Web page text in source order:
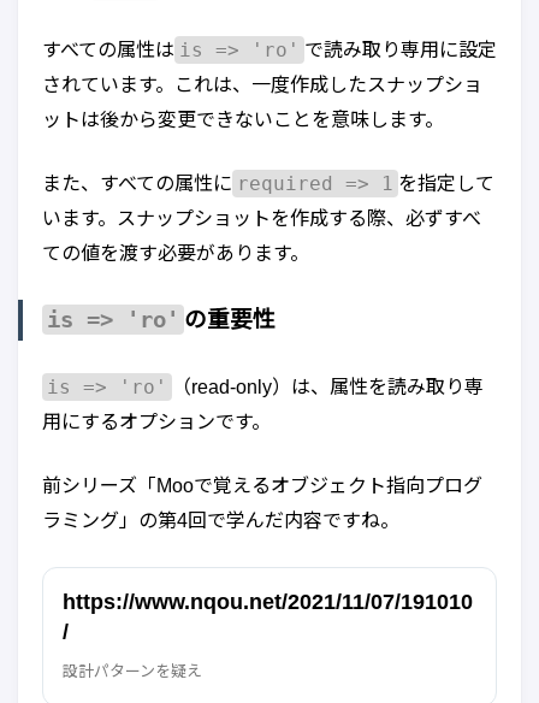
すべての属性は is => 'ro' で読み取り専用に設定
されています。これは、一度作成したスナップショ
ットは後から変更できないことを意味します。
また、すべての属性に required => 1 を指定して
います。スナップショットを作成する際、必ずすべ
ての値を渡す必要があります。
is => 'ro' の重要性
is => 'ro'
（read-only）は、属性を読み取り専
用にするオプションです。
前シリーズ「Mooで覚えるオブジェクト指向プログ
ラミング」の第4回で学んだ内容ですね。
https://www.nqou.net/2021/11/07/191010
/
設計パターンを疑え